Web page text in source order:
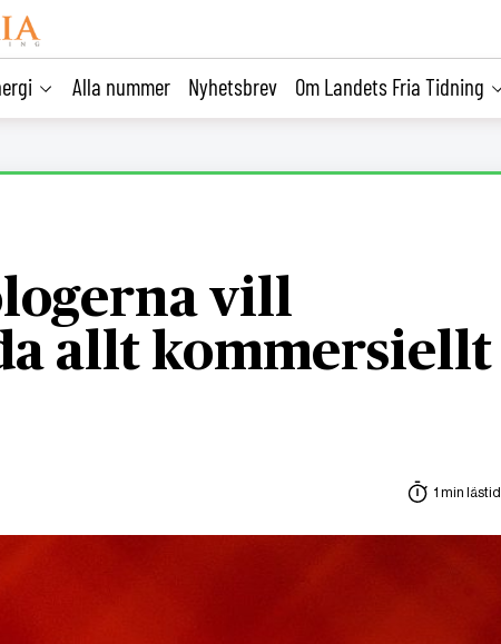
Alla nummer Nyhetsbrev Om Landets Fria Tidning
vill
allt kommersiellt
1 min lästid